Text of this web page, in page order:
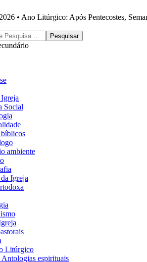
• Ano Litúrgico: Após Pentecostes,
Social
ambiente
Igreja
Litúrgico
espirituais